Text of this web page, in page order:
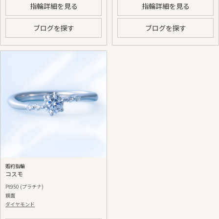
指輪詳細を見る
ブログを探す
指輪詳細を見る
ブログを探す
婚約指輪
コスモ
Pt950 (プラチナ)
鏡面
ダイヤモンド